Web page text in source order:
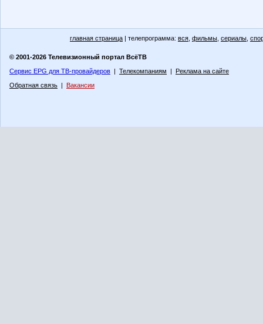
главная страница | телепрограмма: вся фильмы сериалы
© 2001-2026 Телевизионный портал ВсёТВ
Сервис EPG для ТВ-провайдеров | Телекомпаниям | Реклама на сайте
Обратная связь | Вакансии